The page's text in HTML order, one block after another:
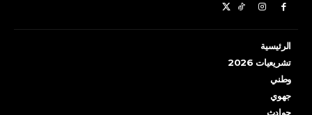
الرئيسية
تشريعيات 2026
وطني
جهوي
حوادث